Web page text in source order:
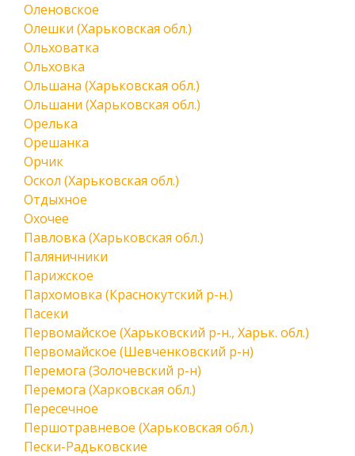
Оленовское
Олешки (Харьковская обл.)
Ольховатка
Ольховка
Ольшана (Харьковская обл.)
Ольшани (Харьковская обл.)
Орелька
Орешанка
Орчик
Оскол (Харьковская обл.)
Отдыхное
Охочее
Павловка (Харьковская обл.)
Паляничники
Парижское
Пархомовка (Краснокутский р-н.)
Пасеки
Первомайское (Харьковский р-н., Харьк. обл.)
Первомайское (Шевченковский р-н)
Перемога (Золочевский р-н)
Перемога (Харковская обл.)
Пересечное
Першотравневое (Харьковская обл.)
Пески-Радьковские